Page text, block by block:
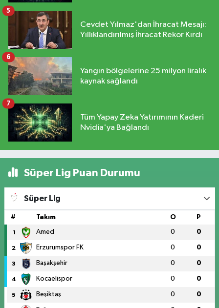
Cevdet Yılmaz'dan İhracat Mesajı:
Yıllıklandırılmış İhracat Rekor Kırdı
5
Yangın bölgelerine 25 milyon liralık
kaynak sağlandı
6
Tüm Yapay Zeka Yatırımının Kaderi
Nvidia'ya Bağlandı
7
Süper Lig Puan Durumu
Süper Lig
# Takım O P
1 Amed 0 0
2 Erzurumspor FK 0 0
3 Başakşehir 0 0
4 Kocaelispor 0 0
5 Beşiktaş 0 0